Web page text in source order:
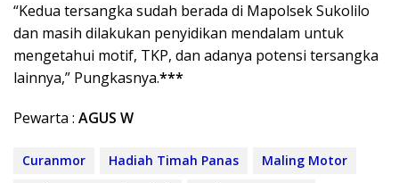
“Kedua tersangka sudah berada di Mapolsek Sukolilo
dan masih dilakukan penyidikan mendalam untuk
mengetahui motif, TKP, dan adanya potensi tersangka
lainnya,” Pungkasnya.***
Pewarta : AGUS W
Curanmor Hadiah Timah Panas
Maling Motor